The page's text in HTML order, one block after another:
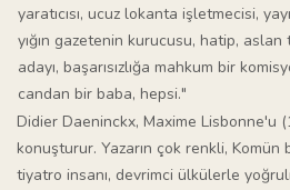
yaratıcısı, ucuz lokanta işletmecisi,
yığın gazetenin kurucusu, hatip,
adayı, başarısızlığa mahkum bir
candan bir baba, hepsi."
Didier Daeninckx, Maxime Lisbonne'u
konuşturur. Yazarın çok renkli, Komün
tiyatro insanı, devrimci ülkülerle